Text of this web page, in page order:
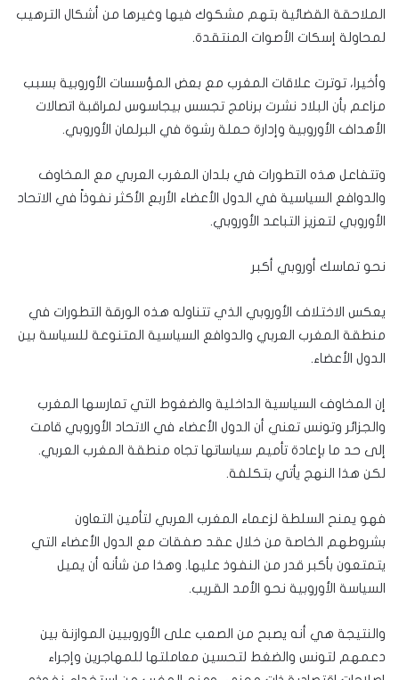
الملاحقة القضائية بتهم مشكوك فيها وغيرها من أشكال الترهيب
لمحاولة إسكات الأصوات المنتقدة.
وأخيرا، توترت علاقات المغرب مع بعض المؤسسات الأوروبية بسبب
مزاعم بأن البلاد نشرت برنامج تجسس بيجاسوس لمراقبة اتصالات
الأهداف الأوروبية وإدارة حملة رشوة في البرلمان الأوروبي.
وتتفاعل هذه التطورات في بلدان المغرب العربي مع المخاوف
والدوافع السياسية في الدول الأعضاء الأربع الأكثر نفوذاً في الاتحاد
الأوروبي لتعزيز التباعد الأوروبي.
نحو تماسك أوروبي أكبر
يعكس الاختلاف الأوروبي الذي تتناوله هذه الورقة التطورات في
منطقة المغرب العربي والدوافع السياسية المتنوعة للسياسة بين
الدول الأعضاء.
إن المخاوف السياسية الداخلية والضغوط التي تمارسها المغرب
والجزائر وتونس تعني أن الدول الأعضاء في الاتحاد الأوروبي قامت
إلى حد ما بإعادة تأميم سياساتها تجاه منطقة المغرب العربي.
لكن هذا النهج يأتي بتكلفة.
فهو يمنح السلطة لزعماء المغرب العربي لتأمين التعاون
بشروطهم الخاصة من خلال عقد صفقات مع الدول الأعضاء التي
يتمتعون بأكبر قدر من النفوذ عليها. وهذا من شأنه أن يميل
السياسة الأوروبية نحو الأمد القريب.
والنتيجة هي أنه يصبح من الصعب على الأوروبيين الموازنة بين
دعمهم لتونس والضغط لتحسين معاملتها للمهاجرين وإجراء